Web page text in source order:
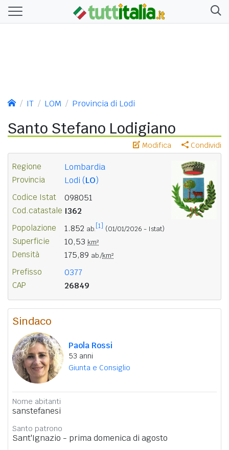
IT LOM Provincia di Lodi
Santo Stefano Lodigiano
Modifica Condividi
Regione Lombardia
Provincia Lodi (LO)
Codice Istat 098051
Cod.catastale I362
Popolazione 1.852 ab. [1] (01/01/2026 - Istat)
Superficie 10,53 km²
Densità 175,89 ab./km²
Prefisso 0377
CAP 26849
Sindaco
Paola Rossi
53 anni
Giunta e Consiglio
Nome abitanti
sanstefanesi
Santo patrono
Sant'Ignazio - prima domenica di agosto